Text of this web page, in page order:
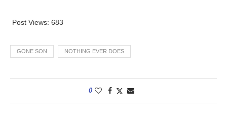
Post Views: 683
GONE SON NOTHING EVER DOES
0